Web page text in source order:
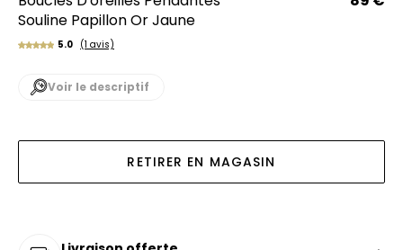
Souline Papillon Or Jaune
5.0 (1 avis)
Voir le descriptif
RETIRER EN MAGASIN